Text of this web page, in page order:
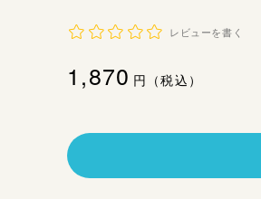
レビューを書く
通
価
格
1,870円（税込）